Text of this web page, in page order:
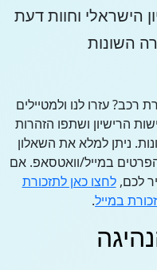
הישראלי וחוות דעת
השונות
עזרו לנו ולמטיילים
הרישיון ושתפו הזהרות
ניתן למלא את השאלון
במייל/וואטסאפ. אם
לכם,לחצו כאן לתזכורת
במייל.